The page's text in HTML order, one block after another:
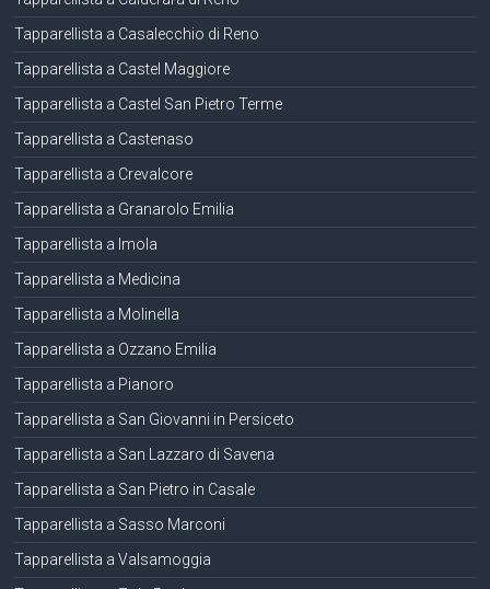
Tapparellista a Casalecchio di Reno
Tapparellista a Castel Maggiore
Tapparellista a Castel San Pietro Terme
Tapparellista a Castenaso
Tapparellista a Crevalcore
Tapparellista a Granarolo Emilia
Tapparellista a Imola
Tapparellista a Medicina
Tapparellista a Molinella
Tapparellista a Ozzano Emilia
Tapparellista a Pianoro
Tapparellista a San Giovanni in Persiceto
Tapparellista a San Lazzaro di Savena
Tapparellista a San Pietro in Casale
Tapparellista a Sasso Marconi
Tapparellista a Valsamoggia